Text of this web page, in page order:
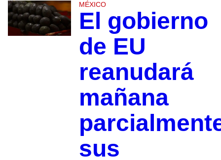
MÉXICO
El gobierno
de EU
reanudará
mañana
sus